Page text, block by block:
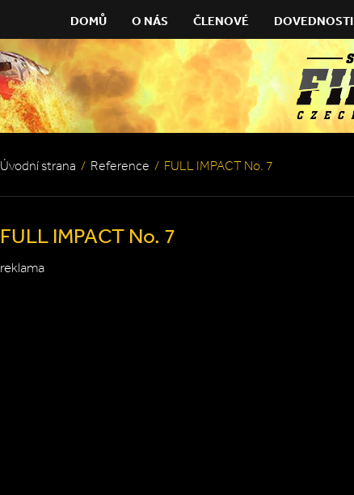
DOMŮ O NÁS ČLENOVÉ DOVEDNOSTI
Úvodní strana / Reference / FULL IMPACT No. 7
FULL IMPACT No. 7
reklama